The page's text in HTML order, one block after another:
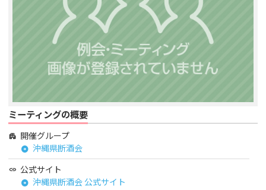
ミーティングの概要
apartment 開催グループ
arrow_circle_right 沖縄県断酒会
link 公式サイト
arrow_circle_right 沖縄県断酒会 公式サイト